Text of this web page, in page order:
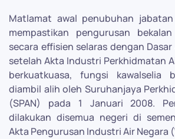
Matlamat awal penubuhan
mempastikan pengurusan
secara effisien selaras dengan
setelah Akta Industri Perkhidmatan
berkuatkuasa, fungsi kawalselia
diambil alih oleh Suruhanjaya
(SPAN) pada 1 Januari 2008.
dilakukan disemua negeri di
Akta Pengurusan Industri Air Negara